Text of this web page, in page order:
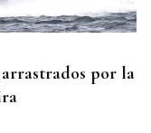
por la